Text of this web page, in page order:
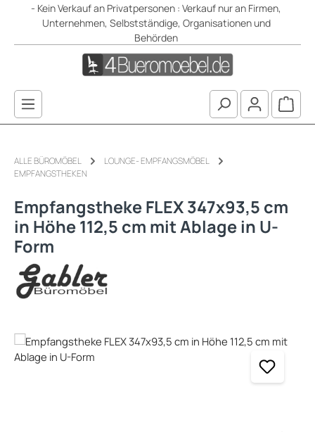
Zum Hauptinhalt springen
- Kein Verkauf an Privatpersonen : Verkauf nur an Firmen,
Unternehmen, Selbstständige, Organisationen und
Behörden
ALLE BÜROMÖBEL
LOUNGE- EMPFANGSMÖBEL
EMPFANGSTHEKEN
Empfangstheke FLEX 347x93,5 cm
in Höhe 112,5 cm mit Ablage in U-
Form
Bildergalerie überspringen